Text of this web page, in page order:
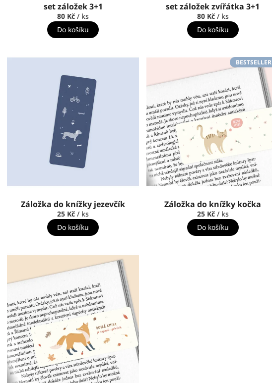
set záložek 3+1
80 Kč/ ks
Do košíku
set záložek zvířátka 3+1
80 Kč / ks
Do košíku
Záložka do knížky jezevčík
25 Kč/ ks
Do košíku
BESTSELLER
Záložka do knížky kočka
25 Kč / ks
Do košíku